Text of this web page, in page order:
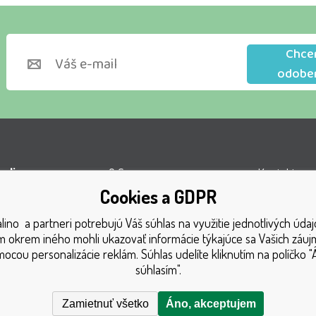
s.r.o.
Český Těšín
O firme
Obchodné podmienky
Doprava
Platba
GDPR
Reklamačný poriadok
Kontakty
Získané
Katalóg
Cookies a GDPR
a partneri potrebujú Váš súhlas na využitie jednotlivých
okrem iného mohli ukazovať informácie týkajúce sa Vašich
personalizácie reklám. Súhlas udelíte kliknutím na políčko
súhlasím".
Zamietnuť všetko Áno, akceptujem